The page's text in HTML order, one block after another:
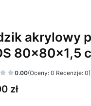
akrylowy
80x80x1,5
0.00(Oceny: 0 Recenzje: 0)
zł